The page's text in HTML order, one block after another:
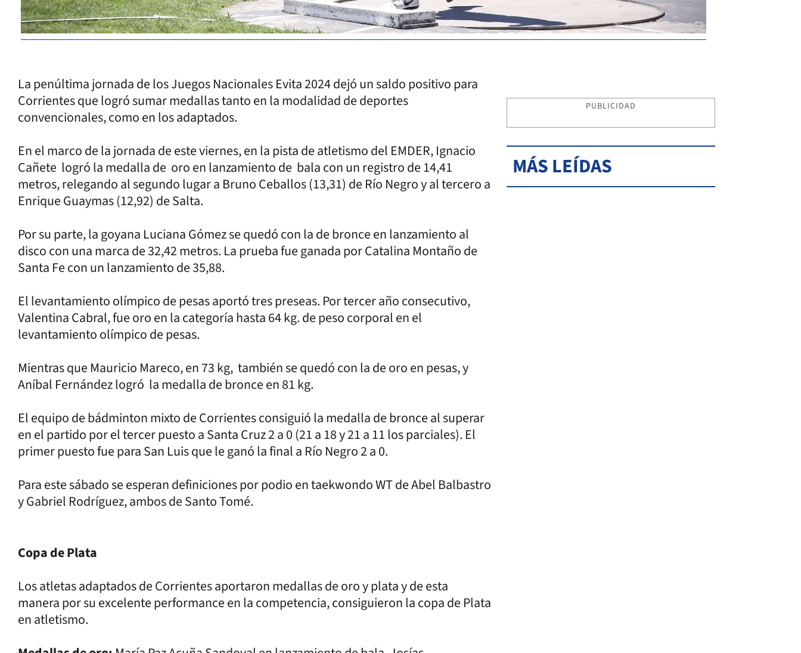
La penúltima jornada de los Juegos Nacionales Evita 2024 dejó un saldo positivo para
Corrientes que logró sumar medallas tanto en la modalidad de deportes
convencionales, como en los adaptados.
En el marco de la jornada de este viernes, en la pista de atletismo del EMDER, Ignacio
Cañete logró la medalla de oro en lanzamiento de bala con un registro de 14,41
metros, relegando al segundo lugar a Bruno Ceballos (13,31) de Río Negro y al tercero a
Enrique Guaymas (12,92) de Salta.
Por su parte, la goyana Luciana Gómez se quedó con la de bronce en lanzamiento al
disco con una marca de 32,42 metros. La prueba fue ganada por Catalina Montaño de
Santa Fe con un lanzamiento de 35,88.
El levantamiento olímpico de pesas aportó tres preseas. Por tercer año consecutivo,
Valentina Cabral, fue oro en la categoría hasta 64 kg. de peso corporal en el
levantamiento olímpico de pesas.
Mientras que Mauricio Mareco, en 73 kg, también se quedó con la de oro en pesas, y
Aníbal Fernández logró la medalla de bronce en 81 kg.
El equipo de bádminton mixto de Corrientes consiguió la medalla de bronce al superar
en el partido por el tercer puesto a Santa Cruz 2 a 0 (21 a 18 y 21 a 11 los parciales). El
primer puesto fue para San Luis que le ganó la final a Río Negro 2 a 0.
Para este sábado se esperan definiciones por podio en taekwondo WT de Abel Balbastro
y Gabriel Rodríguez, ambos de Santo Tomé.
Copa de Plata
Los atletas adaptados de Corrientes aportaron medallas de oro y plata y de esta
manera por su excelente performance en la competencia, consiguieron la copa de Plata
en atletismo.
PUBLICIDAD
MÁS LEÍDAS